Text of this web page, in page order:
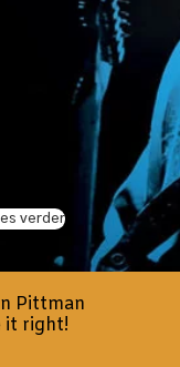
verder
Pittman
it right!